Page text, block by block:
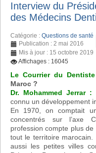
Interview du
des Médecins
Catégorie : Questions de santé
Publication : 2 mai 2016
Mis à jour : 15 octobre 2019
Affichages : 16045
Le Courrier du
Maroc ?
Dr. Mohammed Jerrar :
connu un développement
En 1970, on comptait
concentrés sur l’axe
profession compte plus
tout le territoire
aussi les petites villes